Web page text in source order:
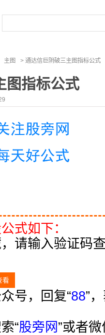
主图 > 通达信巨阴破三主图指标公式
图指标公式
式如下：
请输入验证码
号，回复“88”
“股旁网 ”或者